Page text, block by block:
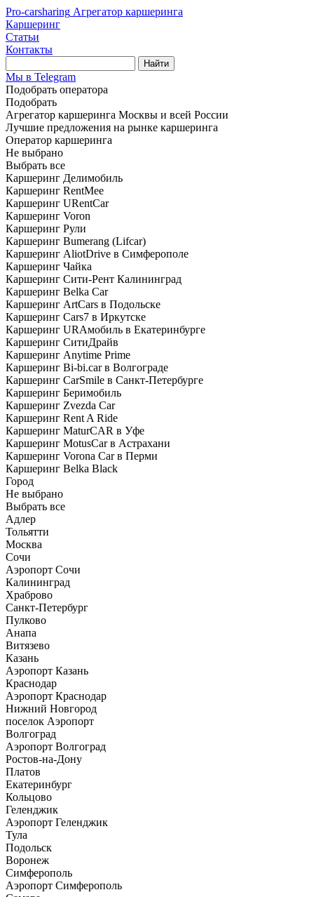
Pro-carsharing Агрегатор каршеринга
Каршеринг
Статьи
Контакты
Найти
Мы в Telegram
Подобрать оператора
Подобрать
Агрегатор каршеринга Москвы и всей России
Лучшие предложения на рынке каршеринга
Оператор каршеринга
Не выбрано
Выбрать все
Каршеринг Делимобиль
Каршеринг RentMee
Каршеринг URentCar
Каршеринг Voron
Каршеринг Рули
Каршеринг Bumerang (Lifcar)
Каршеринг AliotDrive в Симферополе
Каршеринг Чайка
Каршеринг Сити-Рент Калининград
Каршеринг Belka Car
Каршеринг ArtCars в Подольске
Каршеринг Cars7 в Иркутске
Каршеринг URAмобиль в Екатеринбурге
Каршеринг СитиДрайв
Каршеринг Anytime Prime
Каршеринг Bi-bi.car в Волгограде
Каршеринг CarSmile в Санкт-Петербурге
Каршеринг Беримобиль
Каршеринг Zvezda Car
Каршеринг Rent A Ride
Каршеринг MaturCAR в Уфе
Каршеринг MotusCar в Астрахани
Каршеринг Vorona Car в Перми
Каршеринг Belka Black
Город
Не выбрано
Выбрать все
Адлер
Тольятти
Москва
Сочи
Аэропорт Сочи
Калининград
Храброво
Санкт-Петербург
Пулково
Анапа
Витязево
Казань
Аэропорт Казань
Краснодар
Аэропорт Краснодар
Нижний Новгород
поселок Аэропорт
Волгоград
Аэропорт Волгоград
Ростов-на-Дону
Платов
Екатеринбург
Кольцово
Геленджик
Аэропорт Геленджик
Тула
Подольск
Воронеж
Симферополь
Аэропорт Симферополь